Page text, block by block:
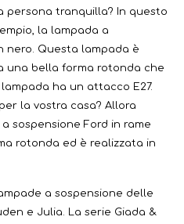
persona tranquilla? In questo
la lampada a
nero. Questa lampada è
una bella forma rotonda che
ha un attacco E27.
la vostra casa? Allora
sospensione Ford in rame
rotonda ed è realizzata in
a sospensione delle
e Julia. La serie Giada &